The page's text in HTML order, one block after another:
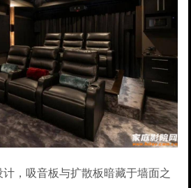
，吸音板与扩散板暗藏于墙面之